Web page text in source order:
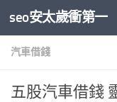
Skip to content
seo安太歲衝第一
汽車借錢
五股汽車借錢